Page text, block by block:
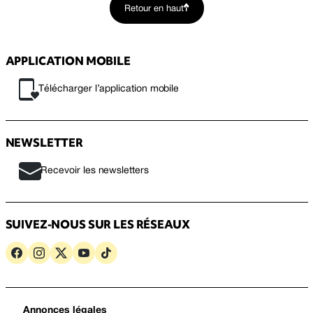
Retour en haut
APPLICATION MOBILE
Télécharger l’application mobile
NEWSLETTER
Recevoir les newsletters
SUIVEZ-NOUS SUR LES RÉSEAUX
Annonces légales